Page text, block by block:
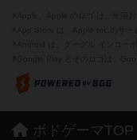
ボドゲーマTOP